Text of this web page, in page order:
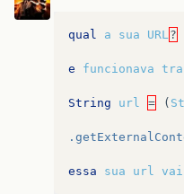
qual a sua URL?
e funcionava
String url = (
essa sua url vai